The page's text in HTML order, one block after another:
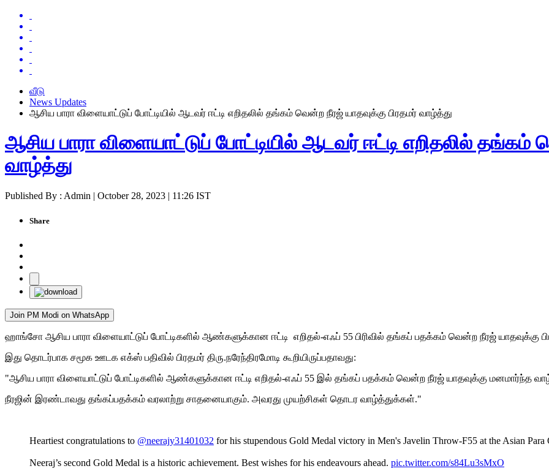
வீடு
News Updates
ஆசிய பாரா விளையாட்டுப் போட்டியில் ஆடவர் ஈட்டி எறிதலில் தங்கம் வென்ற நீரஜ் யாதவுக்கு பிரதமர் வாழ்த்து
ஆசிய பாரா விளையாட்டுப் போட்டியில் ஆடவர் ஈட்டி எறிதலில் தங்கம்
வாழ்த்து
Published By : Admin | October 28, 2023 | 11:26 IST
Share
Join PM Modi on WhatsApp
ஹாங்சோ ஆசிய பாரா விளையாட்டுப் போட்டிகளில் ஆண்களுக்கான ஈட்டி எறிதல்-எஃப் 55 பிரிவில் தங்கப் பதக்கம் வென்ற நீரஜ் யாதவுக்கு
இது தொடர்பாக சமூக ஊடக எக்ஸ் பதிவில் பிரதமர் திரு.நரேந்திரமோடி கூறியிருப்பதாவது:
"ஆசிய பாரா விளையாட்டுப் போட்டிகளில் ஆண்களுக்கான ஈட்டி எறிதல்-எஃப் 55 இல் தங்கப் பதக்கம் வென்ற நீரஜ் யாதவுக்கு மனமார்ந்த
நீரஜின் இரண்டாவது தங்கப்பதக்கம் வரலாற்று சாதனையாகும். அவரது முயற்சிகள் தொடர வாழ்த்துக்கள்."
Heartiest congratulations to @neerajy31401032 for his stupendous Gold Medal victory in Men's Javelin Throw-F55 at the Asian Para
Neeraj’s second Gold Medal is a historic achievement. Best wishes for his endeavours ahead. pic.twitter.com/s84Lu3sMxO